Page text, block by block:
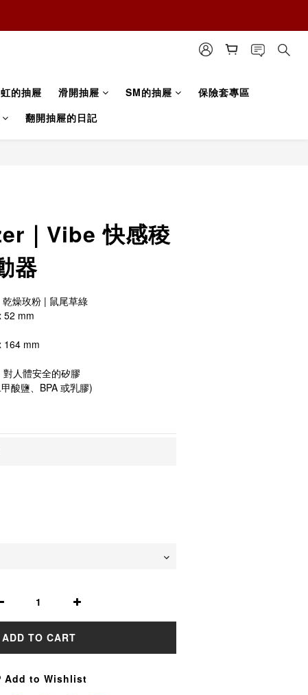
的抽屜 滑開抽屜 SM的抽屜
保險套專區
翻開抽屜的日記
｜Vibe 快感稜
器
燥玫粉 | 鼠尾草綠
52 mm
164 mm
對人體安全的矽膠
、BPA 或乳膠)
ADD TO CART
Add to Wishlist